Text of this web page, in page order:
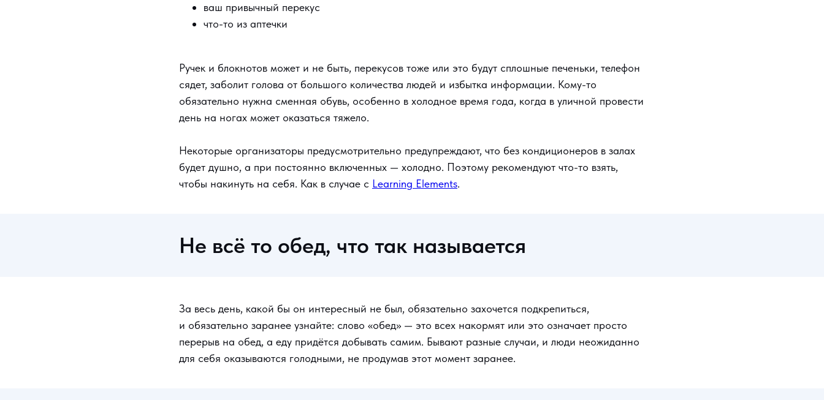
ваш привычный перекус
что-то из аптечки
Ручек и блокнотов может и не быть, перекусов тоже или это будут сплошные печеньки, телефон
сядет, заболит голова от большого количества людей и избытка информации. Кому-то
обязательно нужна сменная обувь, особенно в холодное время года, когда в уличной провести
день на ногах может оказаться тяжело.
Некоторые организаторы предусмотрительно предупреждают, что без кондиционеров в залах
будет душно, а при постоянно включенных — холодно. Поэтому рекомендуют что-то взять,
чтобы накинуть на себя. Как в случае с Learning Elements.
Не всё то обед, что так называется
За весь день, какой бы он интересный не был, обязательно захочется подкрепиться,
и обязательно заранее узнайте: слово «обед» — это всех накормят или это означает просто
перерыв на обед, а еду придётся добывать самим. Бывают разные случаи, и люди неожиданно
для себя оказываются голодными, не продумав этот момент заранее.